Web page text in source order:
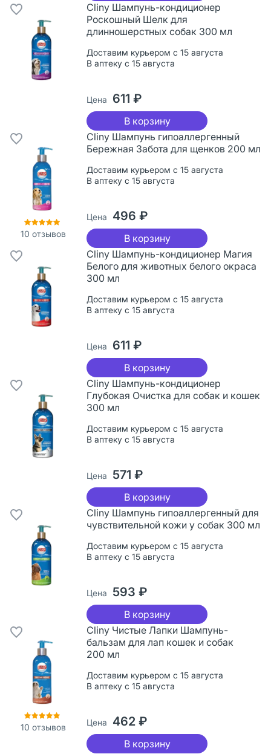
Cliny Шампунь-кондиционер
Роскошный Шелк для
длинношерстных собак 300 мл
Доставим курьером с 15 августа
В аптеку с 15 августа
Цена 611 ₽
В корзину
10 отзывов
Cliny Шампунь гипоаллергенный
Бережная Забота для щенков 200 мл
Доставим курьером с 15 августа
В аптеку с 15 августа
Цена 496 ₽
В корзину
Cliny Шампунь-кондиционер Магия
Белого для животных белого окраса
300 мл
Доставим курьером с 15 августа
В аптеку с 15 августа
Цена 611 ₽
В корзину
Cliny Шампунь-кондиционер
Глубокая Очистка для собак и кошек
300 мл
Доставим курьером с 15 августа
В аптеку с 15 августа
Цена 571 ₽
В корзину
Cliny Шампунь гипоаллергенный для
чувствительной кожи у собак 300 мл
Доставим курьером с 15 августа
В аптеку с 15 августа
Цена 593 ₽
В корзину
10 отзывов
Cliny Чистые Лапки Шампунь-
бальзам для лап кошек и собак
200 мл
Доставим курьером с 15 августа
В аптеку с 15 августа
Цена 462 ₽
В корзину